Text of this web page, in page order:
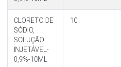
CLORETO DE
SÓDIO,
SOLUÇÃO
INJETÁVEL-
0,9%-10ML
10